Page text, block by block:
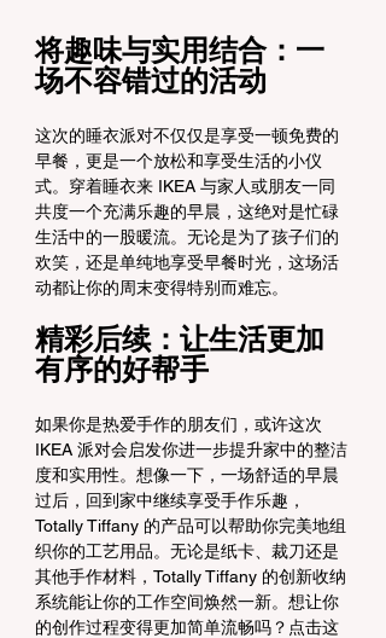
将趣味与实用结合：一
场不容错过的活动
这次的睡衣派对不仅仅是享受一顿免费的
早餐，更是一个放松和享受生活的小仪
式。穿着睡衣来 IKEA 与家人或朋友一同
共度一个充满乐趣的早晨，这绝对是忙碌
生活中的一股暖流。无论是为了孩子们的
欢笑，还是单纯地享受早餐时光，这场活
动都让你的周末变得特别而难忘。
精彩后续：让生活更加
有序的好帮手
如果你是热爱手作的朋友们，或许这次
IKEA 派对会启发你进一步提升家中的整洁
度和实用性。想像一下，一场舒适的早晨
过后，回到家中继续享受手作乐趣，
Totally Tiffany 的产品可以帮助你完美地组
织你的工艺用品。无论是纸卡、裁刀还是
其他手作材料，Totally Tiffany 的创新收纳
系统能让你的工作空间焕然一新。想让你
的创作过程变得更加简单流畅吗？点击这